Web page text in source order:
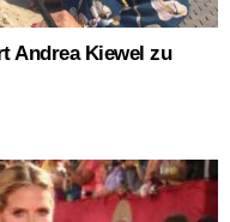
Andrea Kiewel zu